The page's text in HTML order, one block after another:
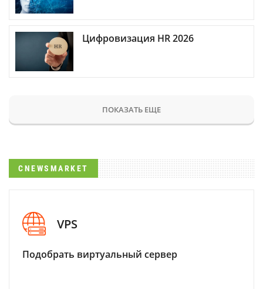
Цифровизация HR 2026
ПОКАЗАТЬ ЕЩЕ
CNEWSMARKET
VPS
Подобрать виртуальный сервер